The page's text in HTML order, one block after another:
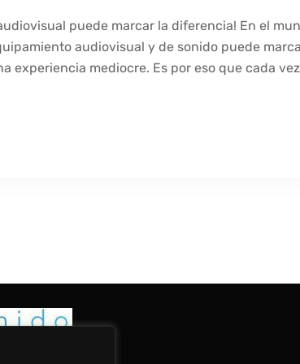
puede marcar la diferencia! En el
audiovisual y de sonido puede
experiencia mediocre. Es por eso que cada